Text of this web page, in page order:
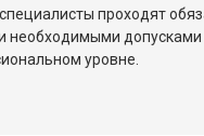
проходят
необходимыми
уровне.